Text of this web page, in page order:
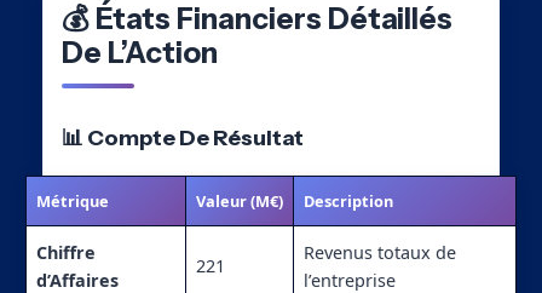
💰 États Financiers Détaillés
De L’Action
📊 Compte De Résultat
Métrique Valeur (M€) Description
Chiffre
d’Affaires
221
Revenus totaux de
l’entreprise